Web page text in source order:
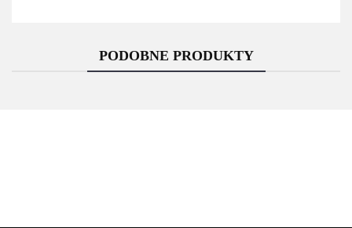
PODOBNE PRODUKTY